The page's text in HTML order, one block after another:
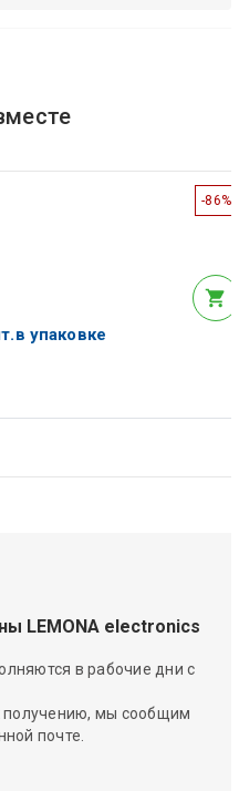
-86%
упаковке
LEMONA electronics
в рабочие дни с
получению, мы сообщим
почте.